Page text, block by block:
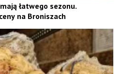
łatwego sezonu.
na Broniszach